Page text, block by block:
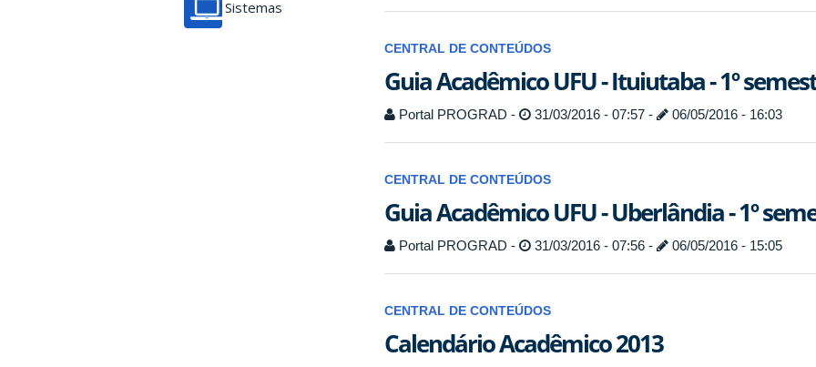
Sistemas
CENTRAL DE CONTEÚDOS
Guia Acadêmico UFU - Ituiutaba - 1º
Portal PROGRAD - 31/03/2016 - 07:57 - 06/05/2016 - 16:03
CENTRAL DE CONTEÚDOS
Guia Acadêmico UFU - Uberlândia - 1º
Portal PROGRAD - 31/03/2016 - 07:56 - 06/05/2016 - 15:05
CENTRAL DE CONTEÚDOS
Calendário Acadêmico 2013